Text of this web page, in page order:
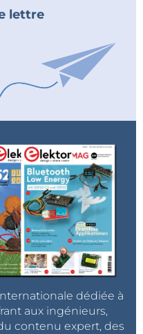
lettre
dédiée à
aux ingénieurs,
contenu expert, des